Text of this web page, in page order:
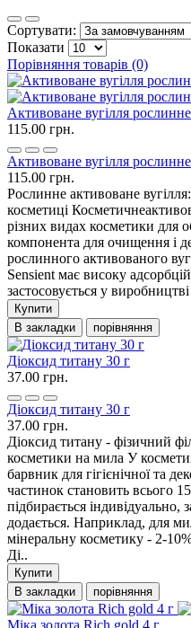
Сортувати:
Показати
Порівняння товарів (0)
Активоване вугілля
115.00 грн.
Активоване вугілля
115.00 грн.
Рослинне активоване
косметиці
різних видах косметики для
компонента для очищення і
рослинного активованого
Sensient має високу
застосовується у
Купити
В закладки
порівняння
Діоксид титану 30 г
37.00 грн.
Діоксид титану 30 г
37.00 грн.
Діоксид титану - фізичний
косметики на мила У
барвник для гігієнічної та
частинок становить всього
підбирається індивідуально,
додається. Наприклад, для
мінеральну косметику - 2-
Ді..
Купити
В закладки
порівняння
Міка золота Rich gold 4 г